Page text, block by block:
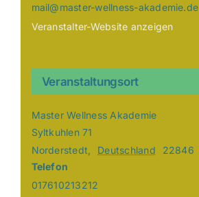
Veranstaltungsort
Master Wellness Akademie
Syltkuhlen 71
Norderstedt, Deutschland 22846
Telefon
017610213212
mail@master-wellness-akademie.de
Veranstalter-Website anzeigen